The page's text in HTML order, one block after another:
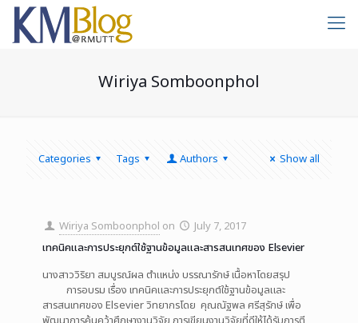
Wiriya Somboonphol
Categories Tags Authors Show all
Wiriya Somboonphol on
July 7, 2017
เทคนิคและการประยุกต์ใช้ฐานข้อมูลและสารสนเทศของ Elsevier
นางสาววิริยา สมบูรณ์ผล ตำแหน่ง บรรณารักษ์ เนื้อหาโดยสรุป
การอบรม เรื่อง เทคนิคและการประยุกต์ใช้ฐานข้อมูลและ
สารสนเทศของ Elsevier วิทยากรโดย คุณณัฐพล ศรีสุรักษ์ เพื่อ